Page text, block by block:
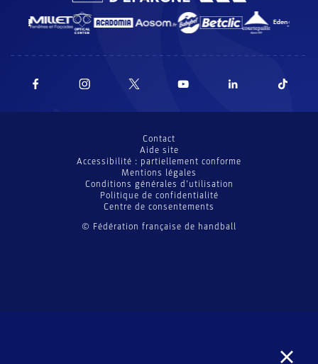
© Fédération française de handball
Contact
Aide site
Accessibilité : partiellement conforme
Mentions légales
Conditions générales d’utilisation
Politique de confidentialité
Centre de consentements